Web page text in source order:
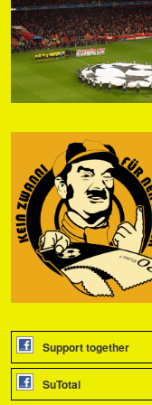
Support together
SuTotal